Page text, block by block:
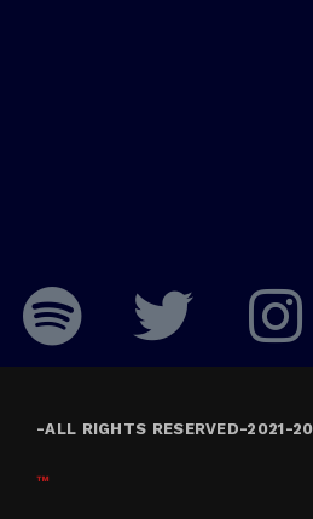
ALL RIGHTS RESERVED-2021-
-
™